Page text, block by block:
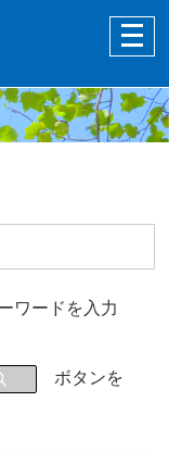
ワードを入力
ボタンを